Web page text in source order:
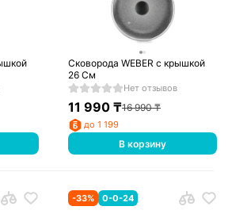
Сковорода WEBER с крышкой
26 См
Нет отзывов
11 990 ₸16 990₸
до 1 199
В корзину
-33% 0-0-24